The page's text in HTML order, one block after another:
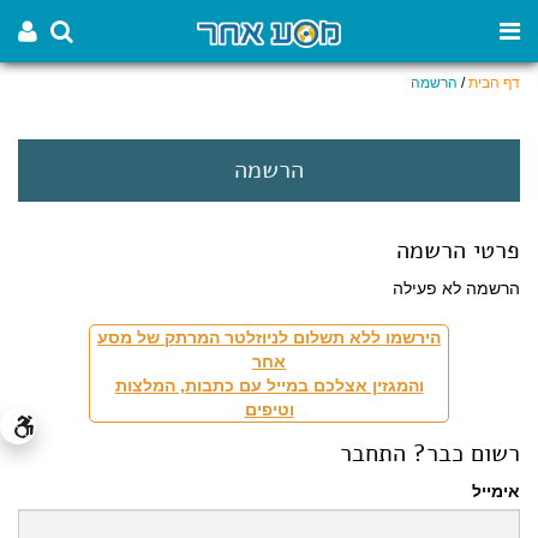
דף הבית/ הרשמה
הרשמה
פרטי הרשמה
הרשמה לא פעילה
הירשמו ללא תשלום לניוזלטר המרתק של מסע
אחר
והמגזין אצלכם במייל עם כתבות, המלצות
וטיפים
רשום כבר? התחבר
אימייל